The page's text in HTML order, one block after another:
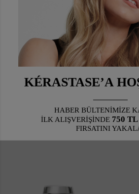
0/5 (0 )
Kırılma karşıtı ve onarıcı saç
bakım maskesi: Saça nemini
geri kazandırır ve yıpranmış
saçı güçlendirir.